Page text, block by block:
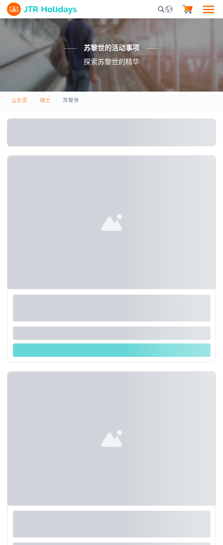
Mobile Search
苏黎世的活动事项
探索苏黎世的精华
主页 瑞士 苏黎世